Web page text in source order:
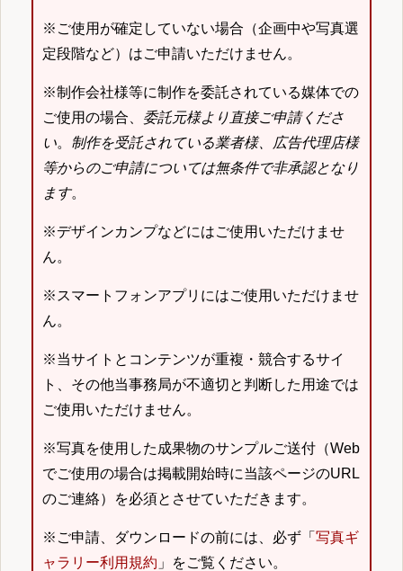
※ご使用が確定していない場合（企画中や写真選
定段階など）はご申請いただけません。
※制作会社様等に制作を委託されている媒体での
ご使用の場合、 委託元様より直接ご申請くださ
い。 制作を受託されている業者様、広告代理店様
等からのご申請については無条件で非承認となり
ます。
※デザインカンプなどにはご使用いただけませ
ん。
※スマートフォンアプリにはご使用いただけませ
ん。
※当サイトとコンテンツが重複・競合するサイ
ト、その他当事務局が不適切と判断した用途では
ご使用いただけません。
※写真を使用した成果物のサンプルご送付（Web
でご使用の場合は掲載開始時に当該ページのURL
のご連絡）を必須とさせていただきます。
※ご申請、ダウンロードの前には、必ず「 写真ギ
ャラリー利用規約 」をご覧ください。